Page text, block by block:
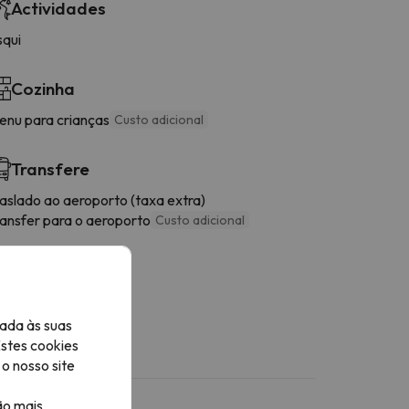
Actividades
Cozinha
para crianças Custo adicional
Transfere
ao aeroporto (taxa extra)
para o aeroporto Custo adicional
às suas
cookies
nosso site
mais